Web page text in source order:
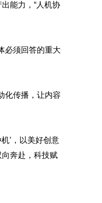
能力，“人机协
必须回答的重大
化传播，让内容
’，以美好创意
向奔赴，科技赋